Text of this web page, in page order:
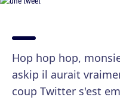
Hop hop hop,
askip il aurait
coup Twitter s'est